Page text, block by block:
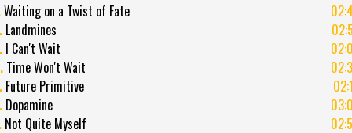
Waiting on a Twist of Fate
Landmines
I Can't Wait
Time Won't Wait
Future Primitive
Dopamine
Not Quite Myself